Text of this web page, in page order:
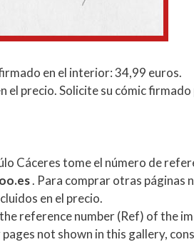
en el interior: 34,99 euros.
el precio. Solicite su cómic firmado
Cáceres tome el número de
. Para comprar otras páginas
en el precio.
reference number (Ref) of the
not shown in this gallery,